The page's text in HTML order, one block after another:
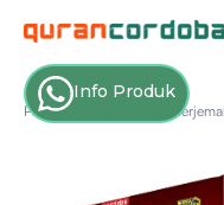
Info Produk
Produk Katalog > Seri